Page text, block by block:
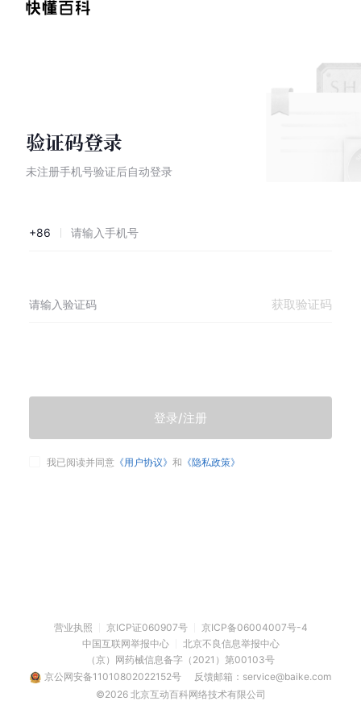
验证码登录
未注册手机号验证后自动登录
+86
获取验证码
我已阅读并同意 《用户协议》 和 《隐私政策》
登录/注册
营业执照 京ICP证060907号
京ICP备06004007号-4
中国互联网举报中心
北京不良信息举报中心
（京）网药械信息备字（2021）第00103号
京公网安备11010802022152号
反馈邮箱：service@baike.com
©2026 北京互动百科网络技术有限公司